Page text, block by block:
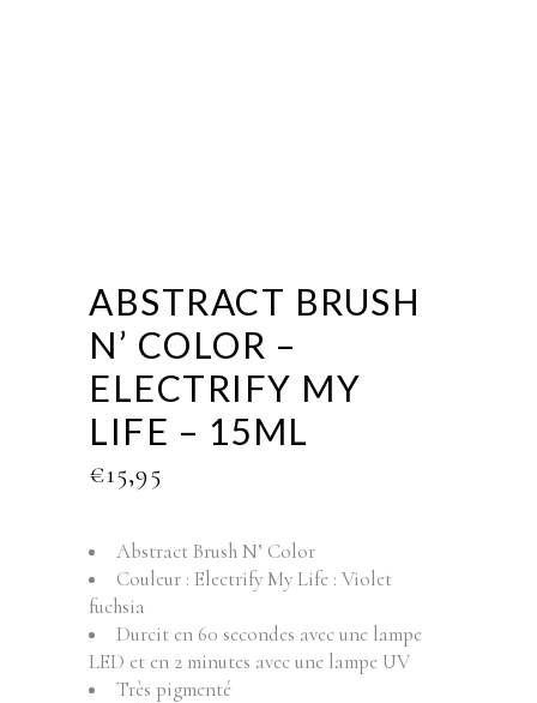
ABSTRACT BRUSH
N’ COLOR –
ELECTRIFY MY
LIFE – 15ML
€15,95
Abstract Brush N’ Color
Couleur : Electrify My Life : Violet
fuchsia
Durcit en 60 secondes avec une lampe
LED et en 2 minutes avec une lampe UV
Très pigmenté